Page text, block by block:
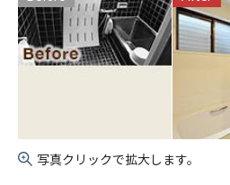
写真クリックで拡大します。